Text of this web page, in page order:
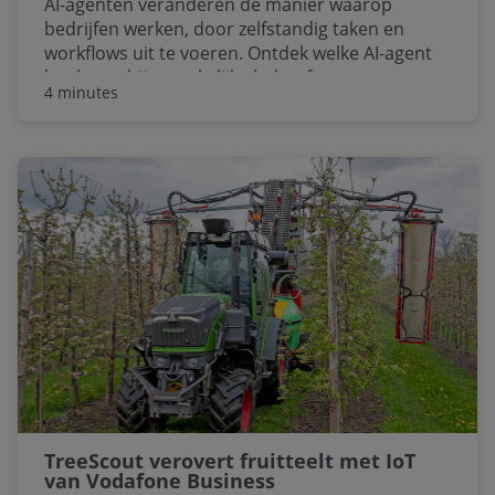
bedrijfen werken, door zelfstandig taken en
workflows uit te voeren. Ontdek welke AI-agent
het beste bij uw zakelijke behoeften past.
4 minutes
TreeScout verovert fruitteelt met IoT
van Vodafone Business